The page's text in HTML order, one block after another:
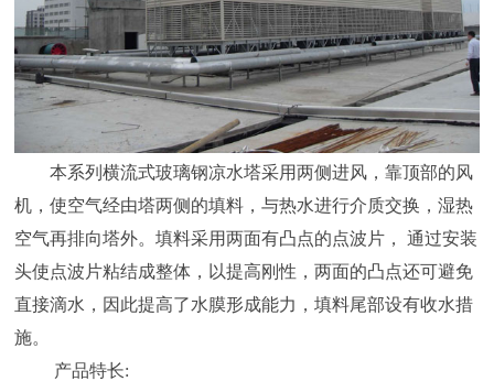
本系列横流式玻璃钢凉水塔采用两侧进风，靠顶部的风
机，使空气经由塔两侧的填料，与热水进行介质交换，湿热
空气再排向塔外。填料采用两面有凸点的点波片， 通过安装
头使点波片粘结成整体，以提高刚性，两面的凸点还可避免
直接滴水，因此提高了水膜形成能力，填料尾部设有收水措
施。
产品特长: